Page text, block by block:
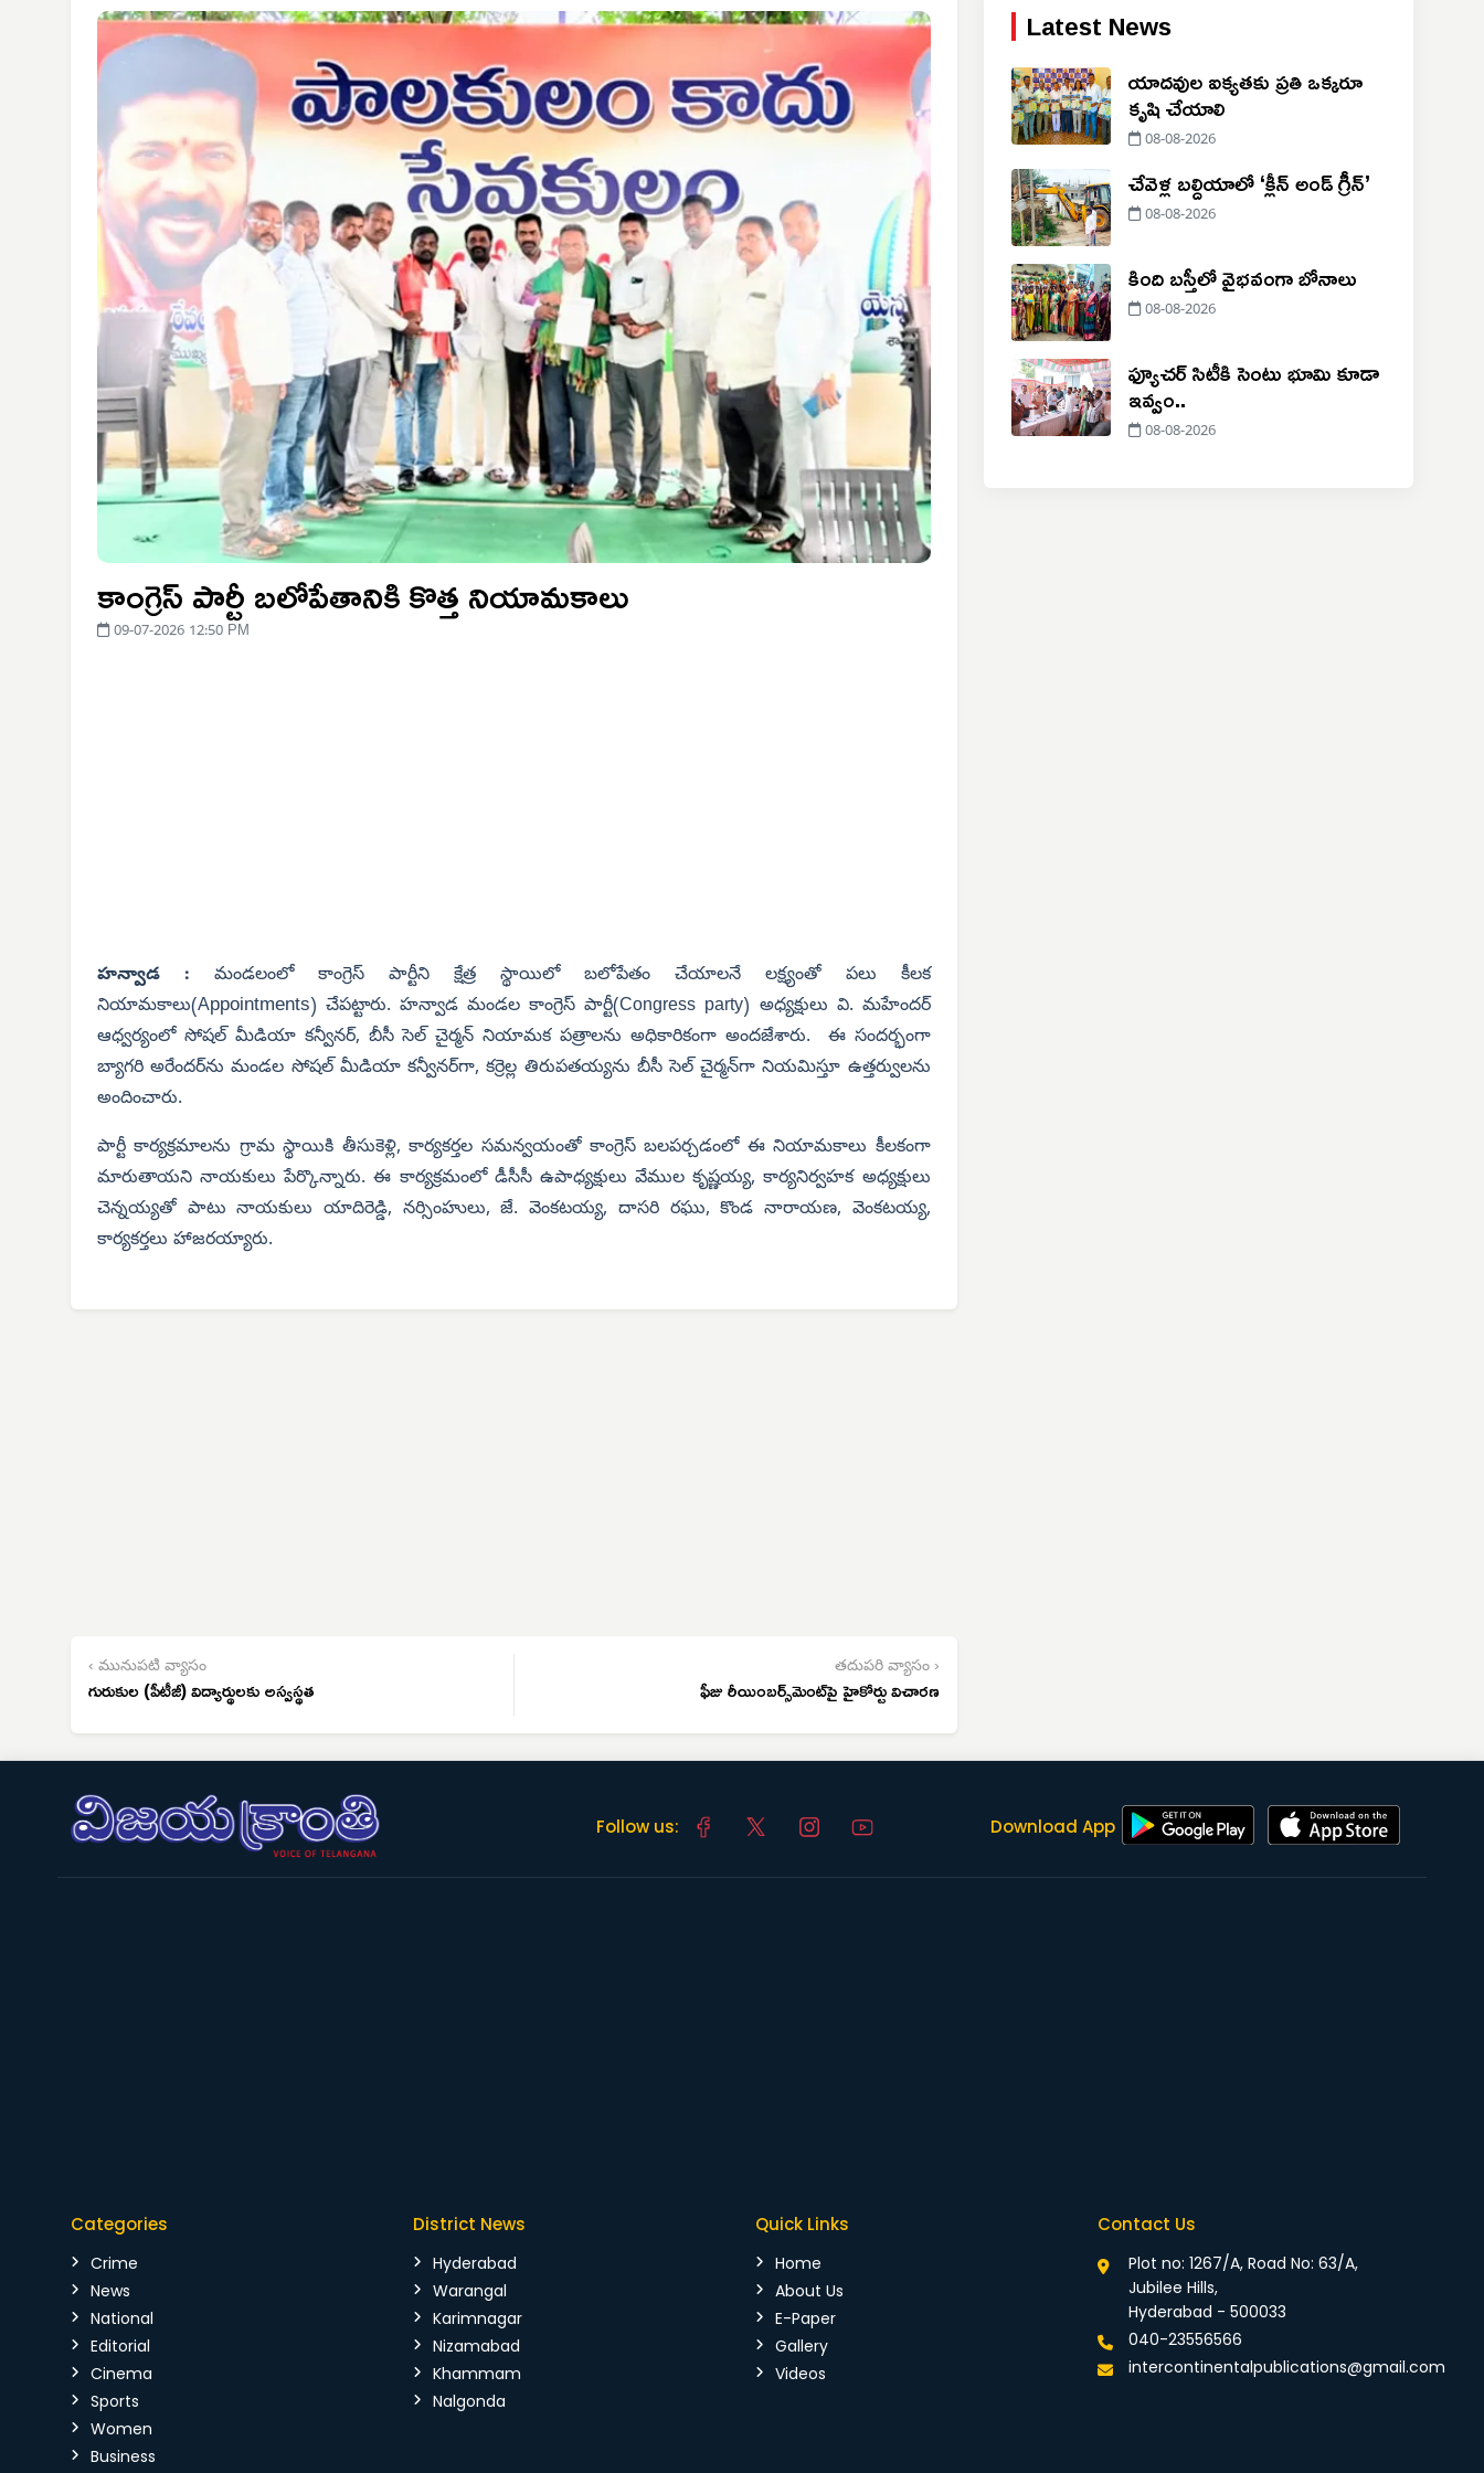
కాంగ్రెస్ పార్టీ బలోపేతానికి కొత్త నియామకాలు
09-07-2026 12:50 PM
హన్వాడ : మండలంలో కాంగ్రెస్ పార్టీని క్షేత్ర స్థాయిలో బలోపేతం చేయాలనే లక్ష్యంతో పలు కీలక
నియామకాలు(Appointments) చేపట్టారు. హన్వాడ మండల కాంగ్రెస్ పార్టీ(Congress party) అధ్యక్షులు వి. మహేందర్
ఆధ్వర్యంలో సోషల్ మీడియా కన్వీనర్, బీసీ సెల్ చైర్మన్ నియామక పత్రాలను అధికారికంగా అందజేశారు. ఈ సందర్భంగా
బ్యాగరి అరేందర్‌ను మండల సోషల్ మీడియా కన్వీనర్‌గా, కర్రెల్ల తిరుపతయ్యను బీసీ సెల్ చైర్మన్‌గా నియమిస్తూ ఉత్తర్వులను
అందించారు.
పార్టీ కార్యక్రమాలను గ్రామ స్థాయికి తీసుకెళ్లి, కార్యకర్తల సమన్వయంతో కాంగ్రెస్ బలపర్చడంలో ఈ నియామకాలు కీలకంగా
మారుతాయని నాయకులు పేర్కొన్నారు. ఈ కార్యక్రమంలో డీసీసీ ఉపాధ్యక్షులు వేముల కృష్ణయ్య, కార్యనిర్వహక అధ్యక్షులు
చెన్నయ్యతో పాటు నాయకులు యాదిరెడ్డి, నర్సింహులు, జే. వెంకటయ్య, దాసరి రఘు, కొండ నారాయణ, వెంకటయ్య,
కార్యకర్తలు హాజరయ్యారు.
‹ మునుపటి వ్యాసం
గురుకుల (పీటీజీ) విద్యార్థులకు అస్వస్థత
తదుపరి వ్యాసం ›
ఫీజు రీయింబర్స్‌మెంట్‌పై హైకోర్టు విచారణ
Latest News
యాదవుల ఐక్యతకు ప్రతి ఒక్కరూ
కృషి చేయాలి
08-08-2026
చేవెళ్ల బల్దియాలో ‘క్లీన్ అండ్ గ్రీన్’
08-08-2026
కింది బస్తీలో వైభవంగా బోనాలు
08-08-2026
ఫ్యూచర్ సిటీకి సెంటు భూమి కూడా
ఇవ్వం..
08-08-2026
Follow us: Download App
Categories
Crime
News
National
Editorial
Cinema
Sports
Women
Business
District News
Hyderabad
Warangal
Karimnagar
Nizamabad
Khammam
Nalgonda
Quick Links
Home
About Us
E-Paper
Gallery
Videos
Contact Us
Plot no: 1267/A, Road No: 63/A,
Jubilee Hills,
Hyderabad - 500033
040-23556566
intercontinentalpublications@gmail.com